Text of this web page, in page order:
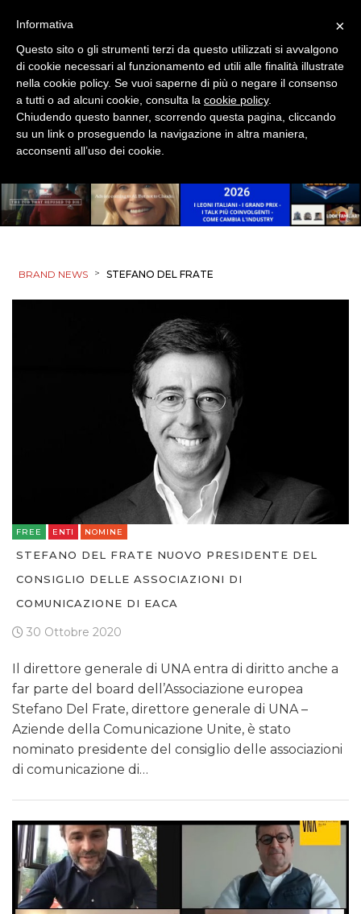
BRAND NEWS > STEFANO DEL FRATE
FREE ENTI NOMINE
STEFANO DEL FRATE NUOVO PRESIDENTE DEL
CONSIGLIO DELLE ASSOCIAZIONI DI
COMUNICAZIONE DI EACA
30 Ottobre 2020
Il direttore generale di UNA entra di diritto anche a
far parte del board dell’Associazione europea
Stefano Del Frate, direttore generale di UNA –
Aziende della Comunicazione Unite, è stato
nominato presidente del consiglio delle associazioni
di comunicazione di…
×
Informativa
Questo sito o gli strumenti terzi da questo utilizzati si avvalgono
di cookie necessari al funzionamento ed utili alle finalità illustrate
nella cookie policy. Se vuoi saperne di più o negare il consenso
a tutti o ad alcuni cookie, consulta la cookie policy.
Chiudendo questo banner, scorrendo questa pagina, cliccando
su un link o proseguendo la navigazione in altra maniera,
acconsenti all’uso dei cookie.